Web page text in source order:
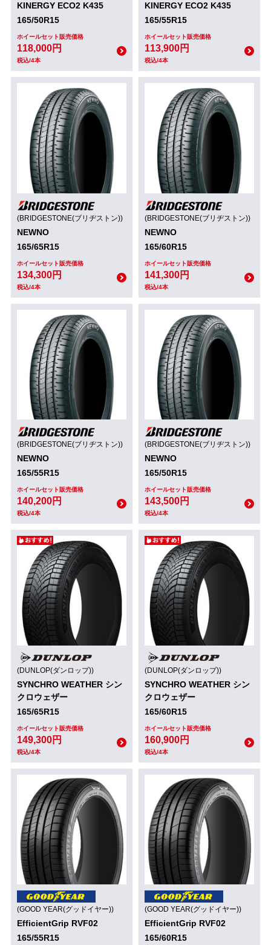
KINERGY ECO2 K435
165/50R15
ホイールセット販売価格
118,000円
税込/4本
KINERGY ECO2 K435
165/55R15
ホイールセット販売価格
113,900円
税込/4本
(BRIDGESTONE(ブリヂストン))
NEWNO
165/65R15
ホイールセット販売価格
134,300円
税込/4本
(BRIDGESTONE(ブリヂストン))
NEWNO
165/60R15
ホイールセット販売価格
141,300円
税込/4本
(BRIDGESTONE(ブリヂストン))
NEWNO
165/55R15
ホイールセット販売価格
140,200円
税込/4本
(BRIDGESTONE(ブリヂストン))
NEWNO
165/50R15
ホイールセット販売価格
143,500円
税込/4本
(DUNLOP(ダンロップ))
SYNCHRO WEATHER シン
クロウェザー
165/65R15
ホイールセット販売価格
149,300円
税込/4本
(DUNLOP(ダンロップ))
SYNCHRO WEATHER シン
クロウェザー
165/60R15
ホイールセット販売価格
160,900円
税込/4本
(GOOD YEAR(グッドイヤー))
EfficientGrip RVF02
165/55R15
(GOOD YEAR(グッドイヤー))
EfficientGrip RVF02
165/60R15